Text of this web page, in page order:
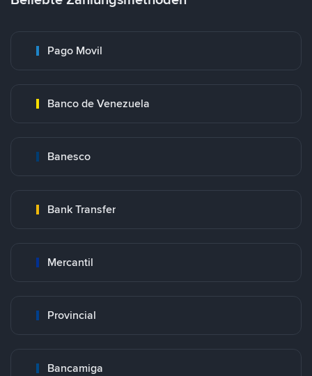
Pago Movil
Banco de Venezuela
Banesco
Bank Transfer
Mercantil
Provincial
Bancamiga